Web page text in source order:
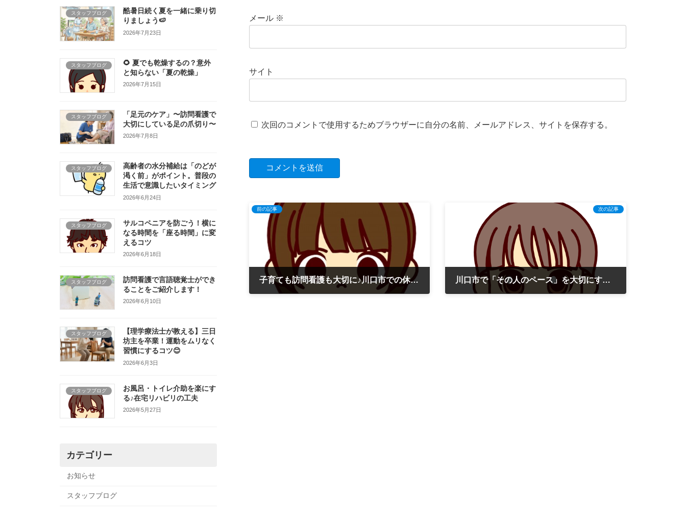
メール ※
サイト
次回のコメントで使用するためブラウザーに自分の名前、メールアドレス、サイトを保存する。
前の記事
子育ても訪問看護も大切に♪川口市での休日エピソード😊
次の記事
川口市で「その人のペース」を大切にする訪問看護をめざして
スタッフブログ
酷暑日続く夏を一緒に乗り切
りましょう🍉
2026年7月23日
スタッフブログ
🌻 夏でも乾燥するの？意外
と知らない「夏の乾燥」
2026年7月15日
スタッフブログ
「足元のケア」〜訪問看護で
大切にしている足の爪切り〜
2026年7月8日
スタッフブログ
高齢者の水分補給は「のどが
渇く前」がポイント。普段の
生活で意識したいタイミング
2026年6月24日
スタッフブログ
サルコペニアを防ごう！横に
なる時間を「座る時間」に変
えるコツ
2026年6月18日
スタッフブログ
訪問看護で言語聴覚士ができ
ることをご紹介します！
2026年6月10日
スタッフブログ
【理学療法士が教える】三日
坊主を卒業！運動をムリなく
習慣にするコツ😊
2026年6月3日
スタッフブログ
お風呂・トイレ介助を楽にす
る♪在宅リハビリの工夫
2026年5月27日
カテゴリー
お知らせ
スタッフブログ